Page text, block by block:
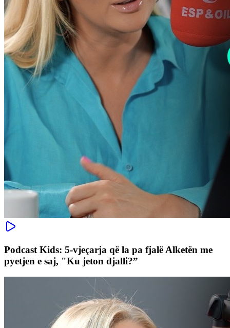
Podcast Kids: 5-vjeçarja që la pa fjalë Alketën me
pyetjen e saj, "Ku jeton djalli?”